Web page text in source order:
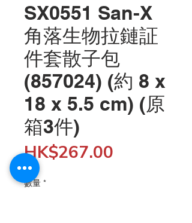
SX0551 San-X
角落生物拉鏈証
件套散子包
(857024) (約 8 x
18 x 5.5 cm) (原
箱3件)
HK$267.00
數量 *